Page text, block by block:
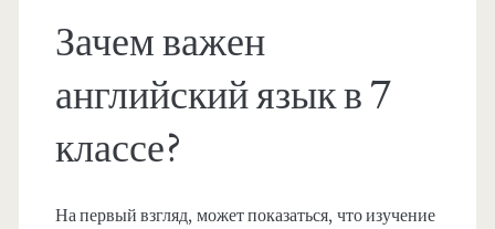
Зачем важен
английский язык в 7
классе?
На первый взгляд, может показаться, что изучение